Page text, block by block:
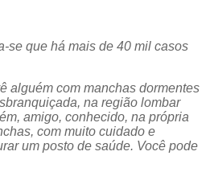
se que há mais de 40 mil casos
alguém com manchas dormentes
na região lombar
amigo, conhecido, na própria
com muito cuidado e
um posto de saúde. Você pode